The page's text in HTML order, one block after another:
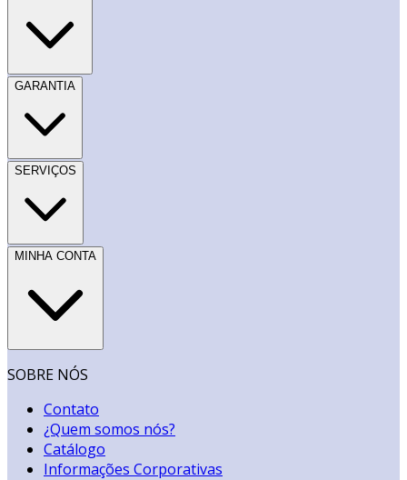
GARANTIA
SERVIÇOS
MINHA CONTA
SOBRE NÓS
Contato
¿Quem somos nós?
Catálogo
Informações Corporativas